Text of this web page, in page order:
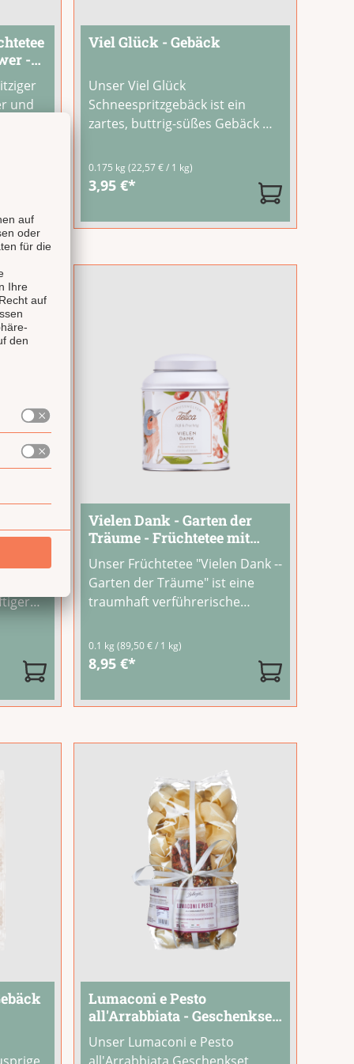
-
und
Viel Glück - Gebäck
Unser Viel Glück
Schneespritzgebäck ist ein
zartes, buttrig-süßes Gebäck mit
lockere Textur und der
klassische Buttergeschmack
machen es zu einer liebevollen
Aufmerksamkeit mit
0.175 kg (22,57 € / 1 kg)
3,95 €*
&
Dich
von 4.67 von 5 Sternen
Vielen Dank - Garten der
Träume - Früchtetee mit
Apfel, Johannisbeeren &
Rosenknospen - Dose
Unser Früchtetee "Vielen Dank --
Garten der Träume" ist eine
traumhaft verführerische
Dankbarkeit in einer stilvollen
Dose vereint. Geröstete
Johannisbeeren und zarte
0.1 kg (89,50 € / 1 kg)
8,95 €*
Lumaconi e Pesto
all'Arrabbiata - Geschenkset
mit Pasta &
Gewürzmischung
Unser Lumaconi e Pesto